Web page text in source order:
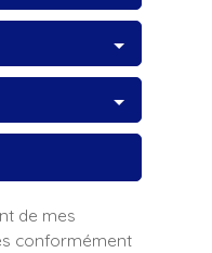
de mes
conformément